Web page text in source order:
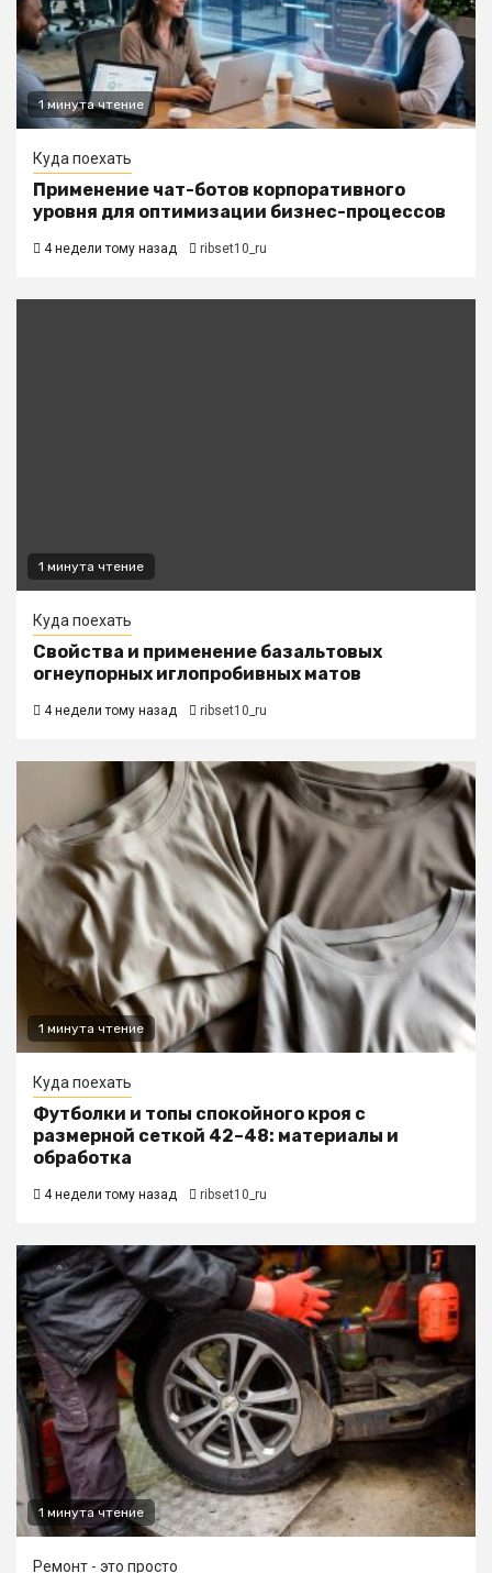
1 минута чтение
Куда поехать
Применение чат-ботов корпоративного
уровня для оптимизации бизнес-процессов
4 недели тому назад ribset10_ru
1 минута чтение
Куда поехать
Свойства и применение базальтовых
огнеупорных иглопробивных матов
4 недели тому назад ribset10_ru
1 минута чтение
Куда поехать
Футболки и топы спокойного кроя с
размерной сеткой 42–48: материалы и
обработка
4 недели тому назад ribset10_ru
1 минута чтение
Ремонт - это просто